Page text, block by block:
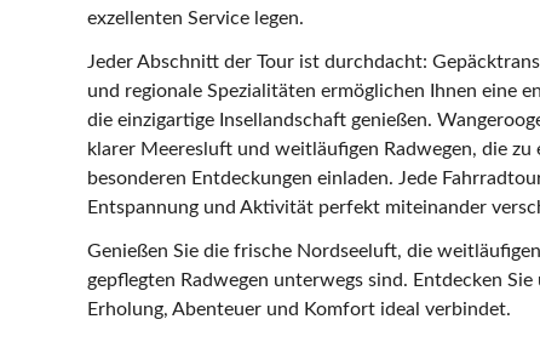
exzellenten Service legen.
Jeder Abschnitt der Tour ist durchdacht:
und regionale Spezialitäten ermöglichen Ihnen eine
die einzigartige Insellandschaft genießen.
klarer Meeresluft und weitläufigen Radwegen, die zu
besonderen Entdeckungen einladen. Jede
Entspannung und Aktivität perfekt miteinander
Genießen Sie die frische Nordseeluft, die
gepflegten Radwegen unterwegs sind. Entdecken
Erholung, Abenteuer und Komfort ideal verbindet.